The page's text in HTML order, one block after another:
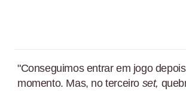
"Conseguimos entrar em jogo
momento. Mas, no terceiro set,